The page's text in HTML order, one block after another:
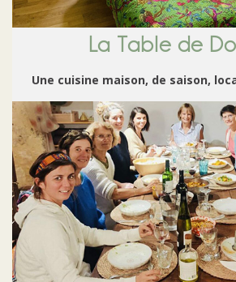
La Table de
Une cuisine maison, de saison,